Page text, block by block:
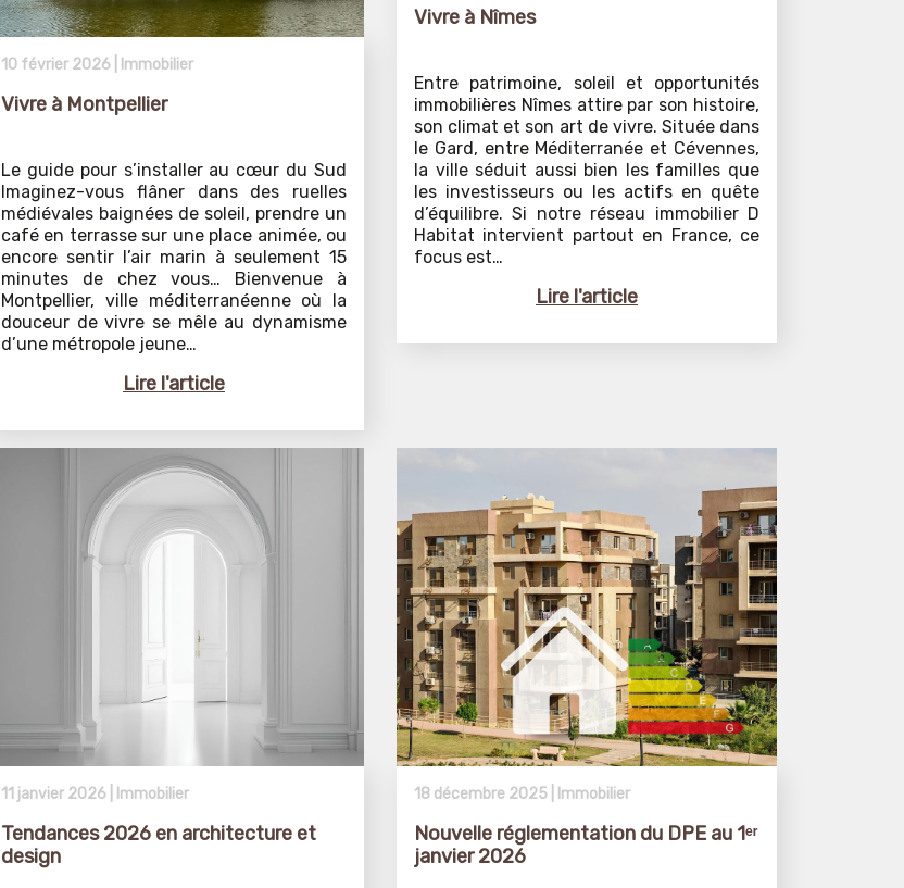
10 février 2026 | Immobilier
Vivre à Montpellier
Le guide pour s’installer au cœur du Sud
Imaginez-vous flâner dans des ruelles
médiévales baignées de soleil, prendre un
café en terrasse sur une place animée, ou
encore sentir l’air marin à seulement 15
minutes de chez vous… Bienvenue à
Montpellier, ville méditerranéenne où la
douceur de vivre se mêle au dynamisme
d’une métropole jeune…
Lire l'article
Vivre à Nîmes
Entre patrimoine, soleil et opportunités
immobilières Nîmes attire par son histoire,
son climat et son art de vivre. Située dans
le Gard, entre Méditerranée et Cévennes,
la ville séduit aussi bien les familles que
les investisseurs ou les actifs en quête
d’équilibre. Si notre réseau immobilier D
Habitat intervient partout en France, ce
focus est…
Lire l'article
11 janvier 2026 | Immobilier
Tendances 2026 en architecture et
design
18 décembre 2025 | Immobilier
Nouvelle réglementation du DPE au 1ᵉʳ
janvier 2026